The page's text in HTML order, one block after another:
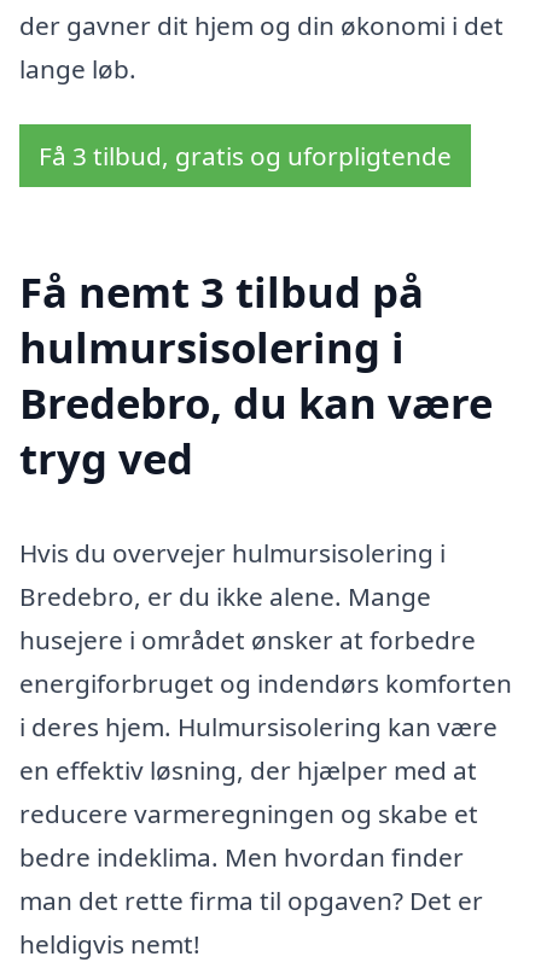
der gavner dit hjem og din økonomi i det
lange løb.
Få 3 tilbud, gratis og uforpligtende
Få nemt 3 tilbud på
hulmursisolering i
Bredebro, du kan være
tryg ved
Hvis du overvejer hulmursisolering i
Bredebro, er du ikke alene. Mange
husejere i området ønsker at forbedre
energiforbruget og indendørs komforten
i deres hjem. Hulmursisolering kan være
en effektiv løsning, der hjælper med at
reducere varmeregningen og skabe et
bedre indeklima. Men hvordan finder
man det rette firma til opgaven? Det er
heldigvis nemt!